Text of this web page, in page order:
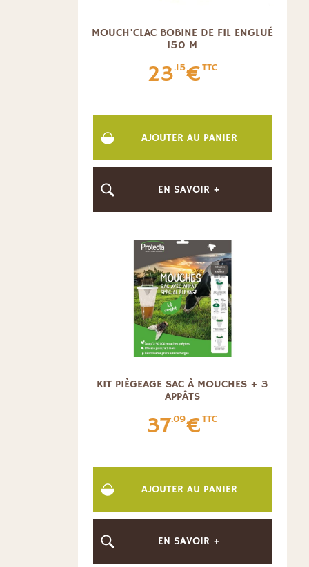
MOUCH'CLAC BOBINE DE FIL ENGLUÉ
150 M
23.15€TTC
AJOUTER AU PANIER
EN SAVOIR +
KIT PIÈGEAGE SAC À MOUCHES + 3
APPÂTS
37.09€TTC
AJOUTER AU PANIER
EN SAVOIR +